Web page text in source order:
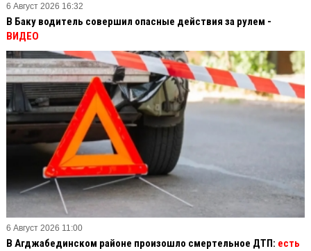
6 Август 2026 16:32
В Баку водитель совершил опасные действия за рулем -
ВИДЕО
6 Август 2026 11:00
В Агджабединском районе произошло смертельное ДТП: есть